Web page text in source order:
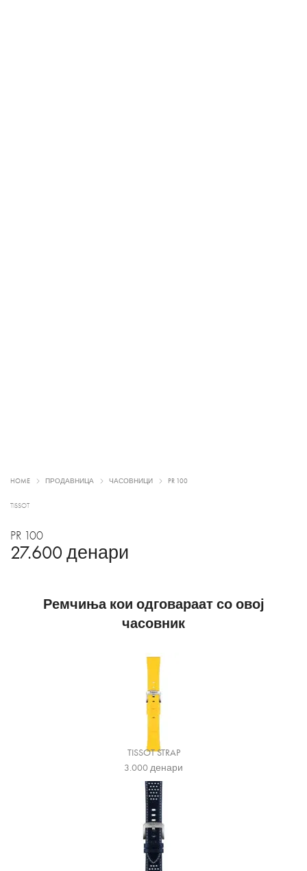
HOME ПРОДАВНИЦА ЧАСОВНИЦИ PR 100
TISSOT
PR 100
27.600 денари
Ремчиња кои одговараат со овој
часовник
TISSOT STRAP
3.000денари